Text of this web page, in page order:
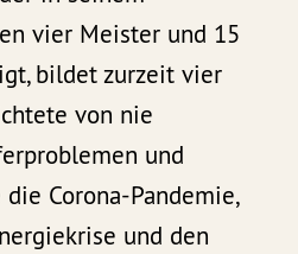
vier Meister und 15
bildet zurzeit vier
von nie
und
Corona-Pandemie,
und den